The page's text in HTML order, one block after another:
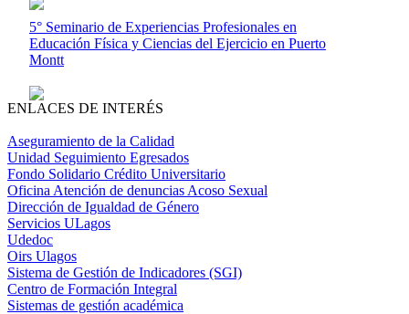
5° Seminario de Experiencias Profesionales en
Educación Física y Ciencias del Ejercicio en Puerto
Montt
ENLACES DE INTERÉS
Aseguramiento de la Calidad
Unidad Seguimiento Egresados
Fondo Solidario Crédito Universitario
Oficina Atención de denuncias Acoso Sexual
Dirección de Igualdad de Género
Servicios ULagos
Udedoc
Oirs Ulagos
Sistema de Gestión de Indicadores (SGI)
Centro de Formación Integral
Sistemas de gestión académica